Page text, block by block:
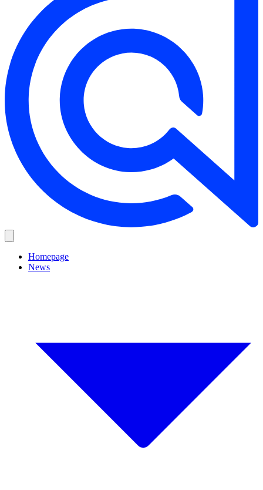
Homepage
News